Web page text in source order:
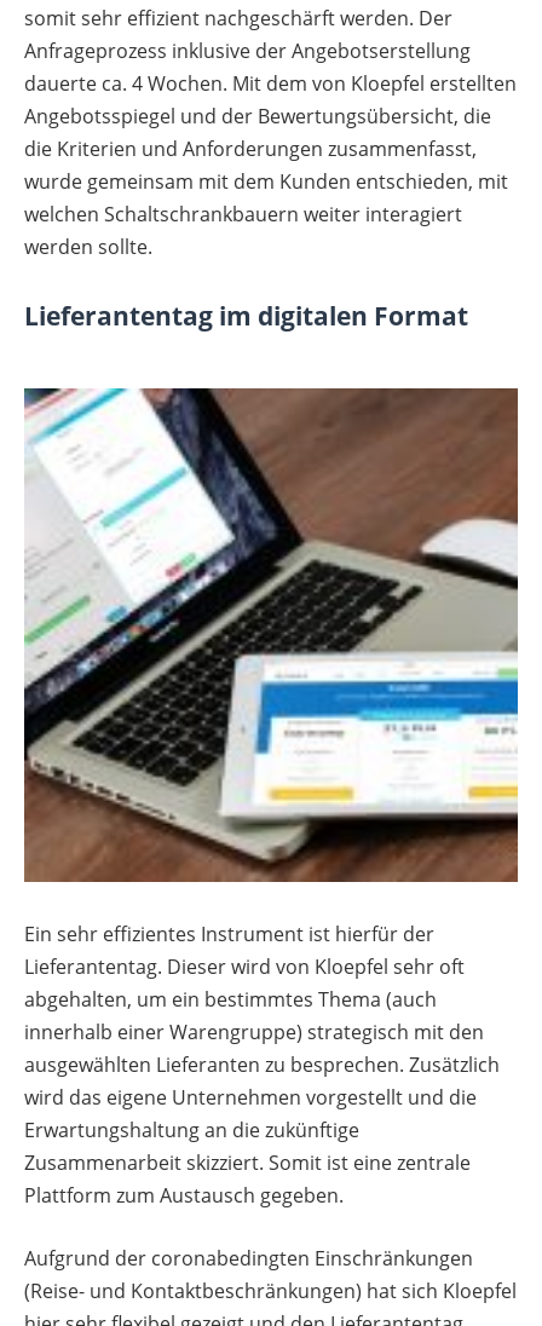
somit sehr effizient nachgeschärft werden. Der
Anfrageprozess inklusive der Angebotserstellung
dauerte ca. 4 Wochen. Mit dem von Kloepfel erstellten
Angebotsspiegel und der Bewertungsübersicht, die
die Kriterien und Anforderungen zusammenfasst,
wurde gemeinsam mit dem Kunden entschieden, mit
welchen Schaltschrankbauern weiter interagiert
werden sollte.
Lieferantentag im digitalen Format
Ein sehr effizientes Instrument ist hierfür der
Lieferantentag. Dieser wird von Kloepfel sehr oft
abgehalten, um ein bestimmtes Thema (auch
innerhalb einer Warengruppe) strategisch mit den
ausgewählten Lieferanten zu besprechen. Zusätzlich
wird das eigene Unternehmen vorgestellt und die
Erwartungshaltung an die zukünftige
Zusammenarbeit skizziert. Somit ist eine zentrale
Plattform zum Austausch gegeben.
Aufgrund der coronabedingten Einschränkungen
(Reise- und Kontaktbeschränkungen) hat sich Kloepfel